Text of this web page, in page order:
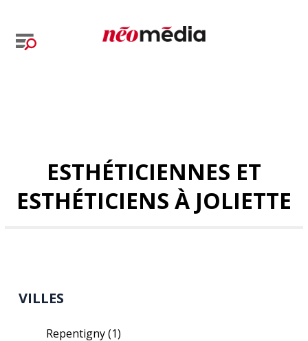
ESTHÉTICIENNES ET
ESTHÉTICIENS À JOLIETTE
VILLES
Repentigny(1)